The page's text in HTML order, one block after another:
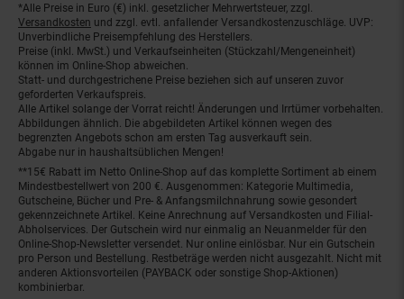
Fußnoten
*Alle Preise in Euro (€) inkl. gesetzlicher Mehrwertsteuer, zzgl.
Versandkosten und zzgl. evtl. anfallender Versandkostenzuschläge. UVP:
Unverbindliche Preisempfehlung des Herstellers.
Preise (inkl. MwSt.) und Verkaufseinheiten (Stückzahl/Mengeneinheit)
können im Online-Shop abweichen.
Statt- und durchgestrichene Preise beziehen sich auf unseren zuvor
geforderten Verkaufspreis.
Alle Artikel solange der Vorrat reicht! Änderungen und Irrtümer vorbehalten.
Abbildungen ähnlich. Die abgebildeten Artikel können wegen des
begrenzten Angebots schon am ersten Tag ausverkauft sein.
Abgabe nur in haushaltsüblichen Mengen!
**15€ Rabatt im Netto Online-Shop auf das komplette Sortiment ab einem
Mindestbestellwert von 200 €. Ausgenommen: Kategorie Multimedia,
Gutscheine, Bücher und Pre- & Anfangsmilchnahrung sowie gesondert
gekennzeichnete Artikel. Keine Anrechnung auf Versandkosten und Filial-
Abholservices. Der Gutschein wird nur einmalig an Neuanmelder für den
Online-Shop-Newsletter versendet. Nur online einlösbar. Nur ein Gutschein
pro Person und Bestellung. Restbeträge werden nicht ausgezahlt. Nicht mit
anderen Aktionsvorteilen (PAYBACK oder sonstige Shop-Aktionen)
kombinierbar.